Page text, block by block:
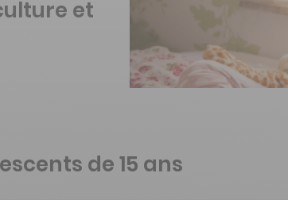
et
de 15 ans